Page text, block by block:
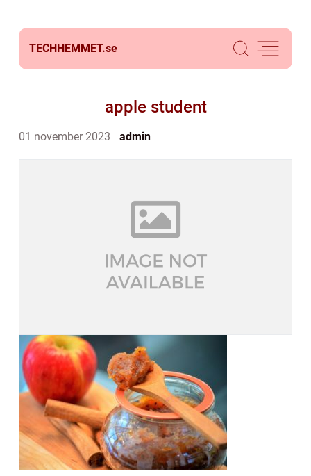
TECHHEMMET.se
apple student
01 november 2023 admin